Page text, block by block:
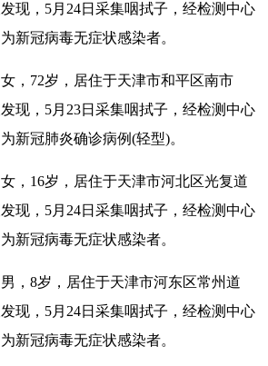
现，5月24日采集咽拭子，经检测中心
新冠病毒无症状感染者。
，72岁，居住于天津市和平区南市
现，5月23日采集咽拭子，经检测中心
新冠肺炎确诊病例(轻型)。
，16岁，居住于天津市河北区光复道
现，5月24日采集咽拭子，经检测中心
新冠病毒无症状感染者。
，8岁，居住于天津市河东区常州道
现，5月24日采集咽拭子，经检测中心
新冠病毒无症状感染者。